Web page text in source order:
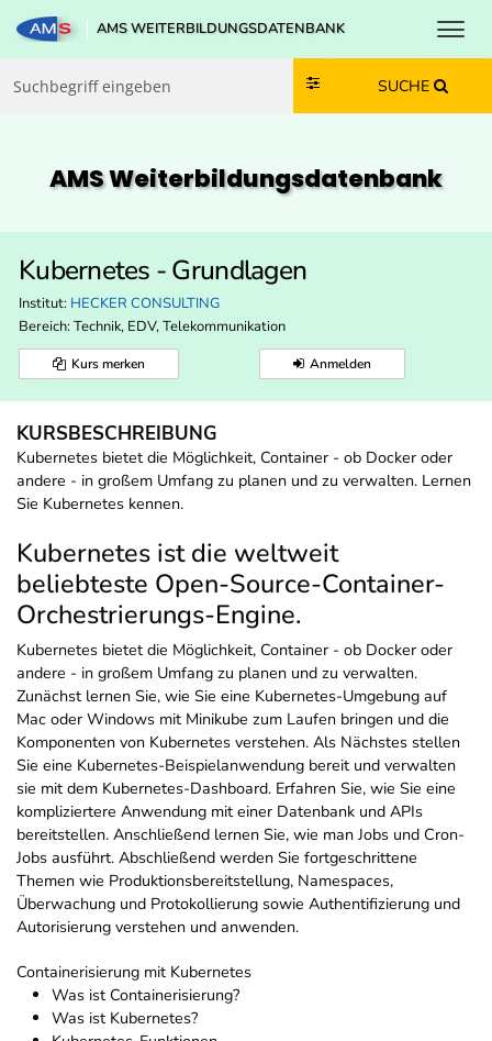
Zum Inhalt springen
Zum Navmenü springen
Zur Suche springen
Zur Footer springen
AMS WEITERBILDUNGSDATENBANK
SUCHE
AMS Weiterbildungs­datenbank
Kubernetes - Grundlagen
Institut: HECKER CONSULTING
Bereich: Technik, EDV, Telekommunikation
Kurs merken Anmelden
KURSBESCHREIBUNG
Kubernetes bietet die Möglichkeit, Container - ob Docker oder
andere - in großem Umfang zu planen und zu verwalten. Lernen
Sie Kubernetes kennen.
Kubernetes ist die weltweit
beliebteste Open-Source-Container-
Orchestrierungs-Engine.
Kubernetes bietet die Möglichkeit, Container - ob Docker oder
andere - in großem Umfang zu planen und zu verwalten.
Zunächst lernen Sie, wie Sie eine Kubernetes-Umgebung auf
Mac oder Windows mit Minikube zum Laufen bringen und die
Komponenten von Kubernetes verstehen. Als Nächstes stellen
Sie eine Kubernetes-Beispielanwendung bereit und verwalten
sie mit dem Kubernetes-Dashboard. Erfahren Sie, wie Sie eine
kompliziertere Anwendung mit einer Datenbank und APIs
bereitstellen. Anschließend lernen Sie, wie man Jobs und Cron-
Jobs ausführt. Abschließend werden Sie fortgeschrittene
Themen wie Produktionsbereitstellung, Namespaces,
Überwachung und Protokollierung sowie Authentifizierung und
Autorisierung verstehen und anwenden.
Containerisierung mit Kubernetes
Was ist Containerisierung?
Was ist Kubernetes?